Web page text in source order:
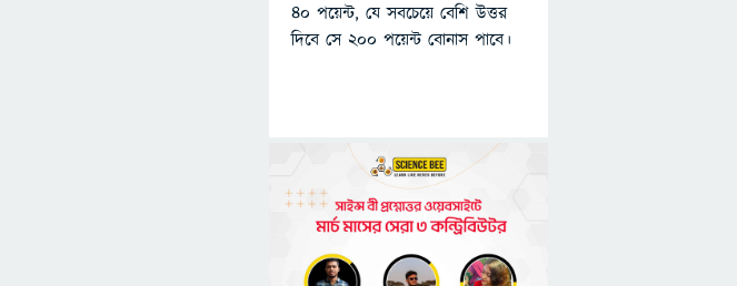
৪০ পয়েন্ট, যে সবচেয়ে বেশি উত্তর
দিবে সে ২০০ পয়েন্ট বোনাস পাবে।